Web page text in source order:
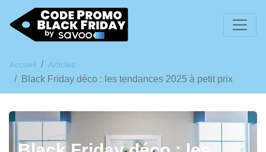
Accueil Articles
Black Friday déco : les tendances 2025 à petit prix